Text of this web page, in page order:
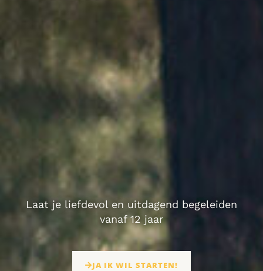
Laat je liefdevol en uitdagend begeleiden
vanaf 12 jaar
JA IK WIL STARTEN!